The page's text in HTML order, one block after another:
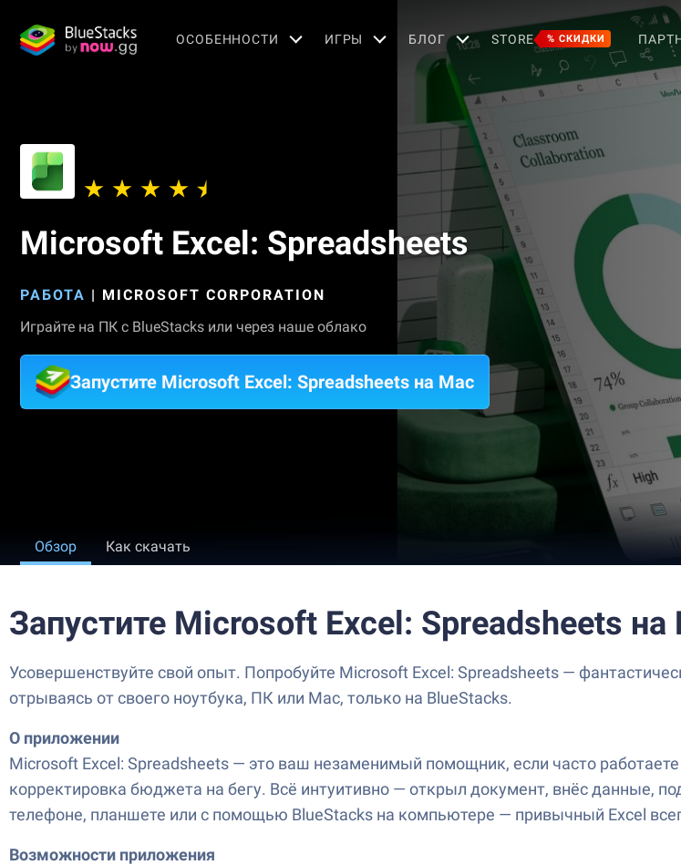
OСОБЕННОСТИ ИГРЫ БЛОГ STORE % СКИДКИ
Microsoft Excel: Spreadsheets
РАБОТА | MICROSOFT CORPORATION
Играйте на ПК с BlueStacks или через наше облако
Запустите Microsoft Excel: Spreadsheets на Mac
Обзор Как скачать
Запустите Microsoft Excel: Spreadsheets на
Усовершенствуйте свой опыт. Попробуйте Microsoft Excel: Spreadsheets —
отрываясь от своего ноутбука, ПК или Mac, только на BlueStacks.
О приложении
Microsoft Excel: Spreadsheets — это ваш незаменимый помощник, если часто
корректировка бюджета на бегу. Всё интуитивно — открыл документ, внёс данные,
телефоне, планшете или с помощью BlueStacks на компьютере — привычный Excel
Возможности приложения